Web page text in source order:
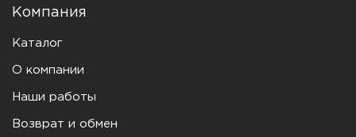
Компания
Каталог
О компании
Наши работы
Возврат и обмен